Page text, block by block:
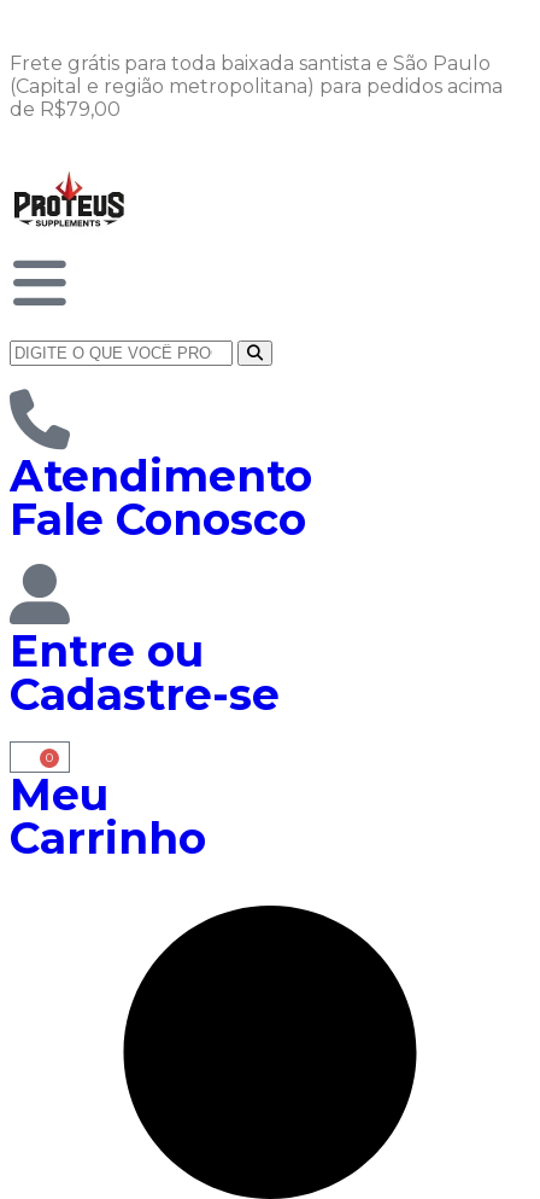
Frete grátis para toda baixada santista e São Paulo
(Capital e região metropolitana) para pedidos acima
de R$79,00
Atendimento
Fale Conosco
Entre ou
Cadastre-se
0
Meu
Carrinho